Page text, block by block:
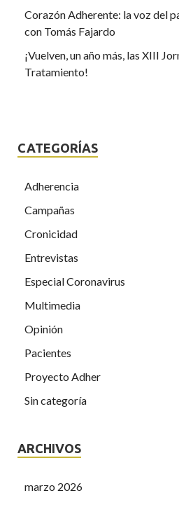
Corazón Adherente: la voz del
con Tomás Fajardo
¡Vuelven, un año más, las XIII
Tratamiento!
CATEGORÍAS
Adherencia
Campañas
Cronicidad
Entrevistas
Especial Coronavirus
Multimedia
Opinión
Pacientes
Proyecto Adher
Sin categoría
ARCHIVOS
marzo 2026